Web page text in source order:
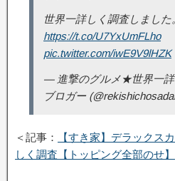
世界一詳しく調査しました
https://t.co/U7YxUmFLho
pic.twitter.com/iwE9V9lHZK
— 進撃のグルメ★世界一詳
ブロガー
＜記事：
【すき家】デラックス
しく調査【トッピング全部のせ】